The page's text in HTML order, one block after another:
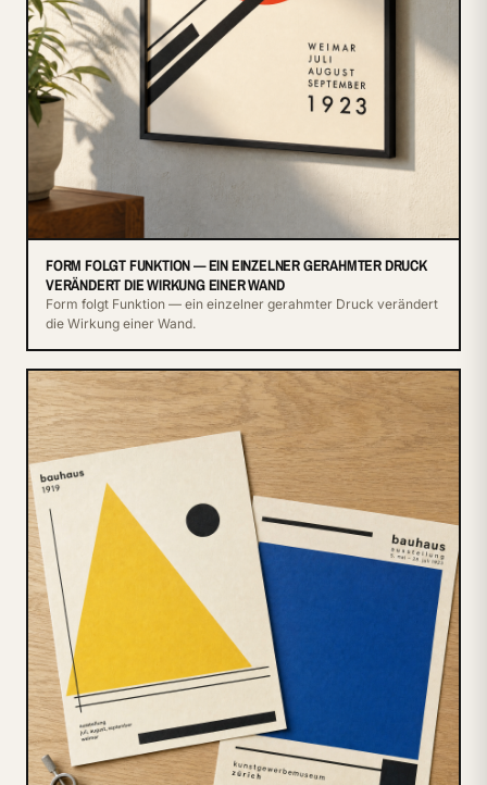
FORM FOLGT FUNKTION — EIN EINZELNER GERAHMTER DRUCK
VERÄNDERT DIE WIRKUNG EINER WAND
Form folgt Funktion — ein einzelner gerahmter Druck verändert
die Wirkung einer Wand.